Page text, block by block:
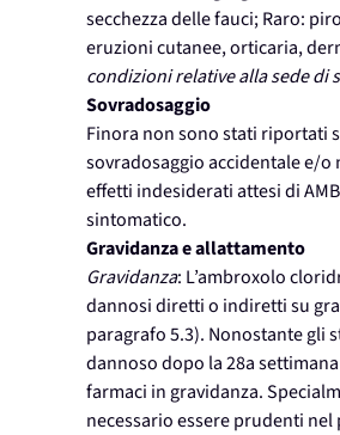
secchezza delle fauci; Raro:
eruzioni cutanee, orticaria,
condizioni relative alla sede di
Sovradosaggio
Finora non sono stati riportati
sovradosaggio accidentale e/
effetti indesiderati attesi di
sintomatico.
Gravidanza e allattamento
Gravidanza: L’ambroxolo
dannosi diretti o indiretti su
paragrafo 5.3). Nonostante gli
dannoso dopo la 28a
farmaci in gravidanza.
necessario essere prudenti